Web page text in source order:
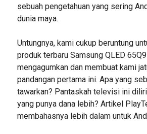
sebuah pengetahuan yang sering
dunia maya.
Untungnya, kami cukup beruntung
produk terbaru Samsung QLED
mengagumkan dan membuat kami
pandangan pertama ini. Apa yang
tawarkan? Pantaskah televisi ini
yang punya dana lebih? Artikel
membahasnya lebih dalam untuk